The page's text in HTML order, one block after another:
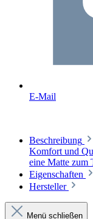
E-Mail
Beschreibung
Komfort und
eine Matte
Eigenschaften
Hersteller
Menü schließen